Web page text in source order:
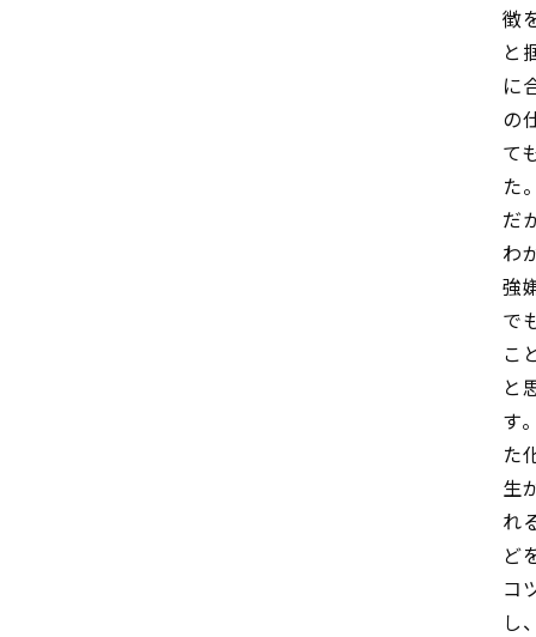
徴
と
に
の
て
た
だ
わ
強
で
こ
と
す
た
生
れ
ど
コ
し